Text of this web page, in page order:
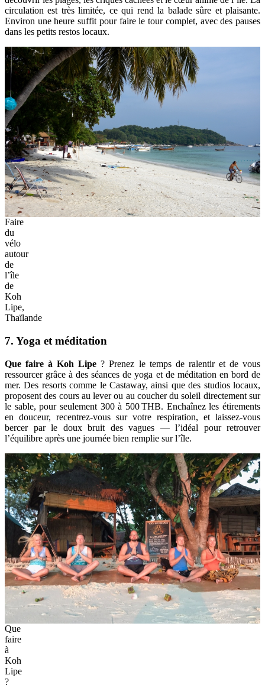
circulation est très limitée, ce qui rend la balade sûre et plaisante.
Environ une heure suffit pour faire le tour complet, avec des pauses
dans les petits restos locaux.
Faire
du
vélo
autour
de
l’île
de
Koh
Lipe,
Thaïlande
7. Yoga et méditation
Que faire à Koh Lipe ? Prenez le temps de ralentir et de vous
ressourcer grâce à des séances de yoga et de méditation en bord de
mer. Des resorts comme le Castaway, ainsi que des studios locaux,
proposent des cours au lever ou au coucher du soleil directement sur
le sable, pour seulement 300 à 500 THB. Enchaînez les étirements
en douceur, recentrez-vous sur votre respiration, et laissez-vous
bercer par le doux bruit des vagues — l’idéal pour retrouver
l’équilibre après une journée bien remplie sur l’île.
Que
faire
à
Koh
Lipe
?